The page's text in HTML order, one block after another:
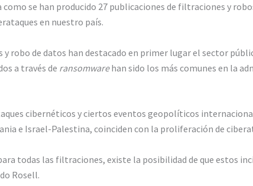
se han producido 27 publicaciones de filtraciones y
en nuestro país.
robo de datos han destacado en primer lugar el sector
a través de ransomwarehan sido los más comunes en la
cibernéticos y ciertos eventos geopolíticos
e Israel-Palestina, coinciden con la proliferación de
todas las filtraciones, existe la posibilidad de que estos
Rosell.